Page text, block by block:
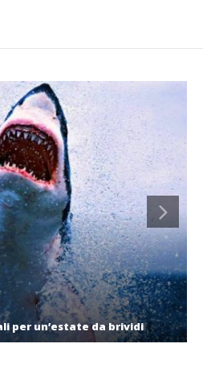
per un’estate da brividi